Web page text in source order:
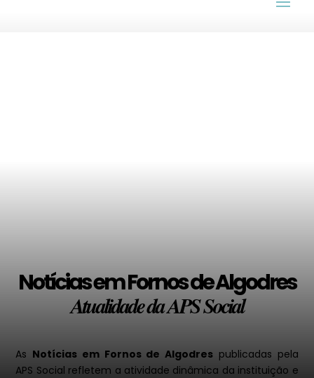
Notícias em Fornos de Algodres
Atualidade da APS Social
As Notícias em Fornos de Algodres publicadas pela
APS Social refletem a atividade dinâmica da instituição e